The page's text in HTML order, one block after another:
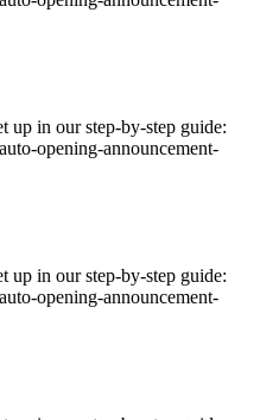
up in our step-by-step guide:
opening-announcement-
up in our step-by-step guide:
opening-announcement-